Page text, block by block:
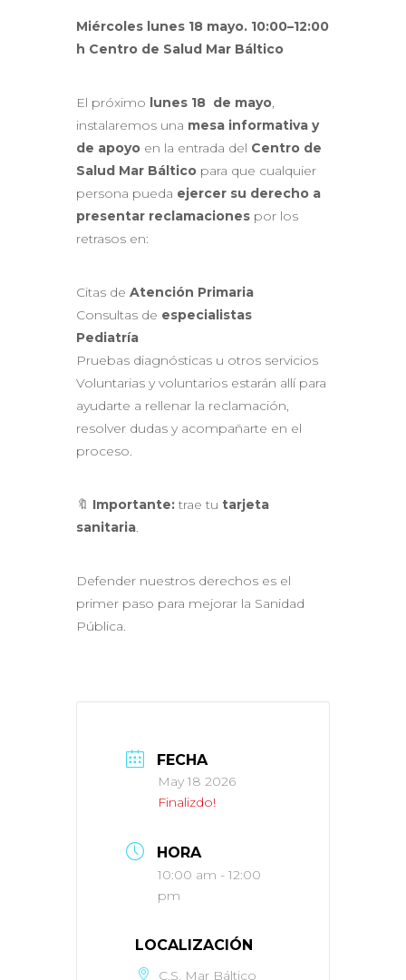
Miércoles lunes 18 mayo. 10:00–12:00
h Centro de Salud Mar Báltico
El próximo lunes 18 de mayo,
instalaremos una mesa informativa y
de apoyo en la entrada del Centro de
Salud Mar Báltico para que cualquier
persona pueda ejercer su derecho a
presentar reclamaciones por los
retrasos en:
Citas de Atención Primaria
Consultas de especialistas
Pediatría
Pruebas diagnósticas u otros servicios
Voluntarias y voluntarios estarán allí para
ayudarte a rellenar la reclamación,
resolver dudas y acompañarte en el
proceso.
🔖 Importante: trae tu tarjeta
sanitaria.
Defender nuestros derechos es el
primer paso para mejorar la Sanidad
Pública.
FECHA
May 18 2026
Finalizdo!
HORA
10:00 am - 12:00
pm
LOCALIZACIÓN
C.S. Mar Báltico